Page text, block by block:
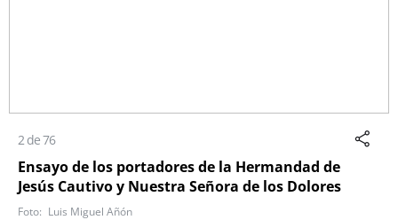
2 de 76
Ensayo de los portadores de la Hermandad de
Jesús Cautivo y Nuestra Señora de los Dolores
Luis Miguel Añón